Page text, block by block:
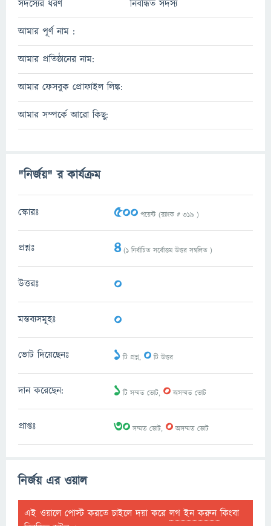
সদস্যের ধরণ নিবন্ধিত সদস্য
আমার পূর্ণ নাম :
আমার প্রতিষ্ঠানের নাম:
আমার ফেসবুক প্রোফাইল লিঙ্ক:
আমার সম্পর্কে আরো কিছু:
"নির্জয়" র কার্যক্রম
স্কোরঃ 500 পয়েন্ট (র‌্যাংক # 319 )
প্রশ্নঃ 4(1নির্বাচিত সর্বোত্তম উত্তর সম্বলিত )
উত্তরঃ 0
মন্তব্যসমূহঃ 0
ভোট দিয়েছেনঃ 1টি প্রশ্ন, 0টি উত্তর
দান করেছেন: 1টি সম্মত ভোট, 0অসম্মত ভোট
প্রাপ্তঃ 30সম্মত ভোট, 0অসম্মত ভোট
নির্জয় এর ওয়াল
এই ওয়ালে পোস্ট করতে চাইলে দয়া করেলগ ইন করুনকিংবা